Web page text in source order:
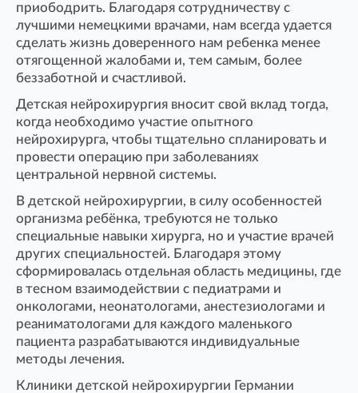
приободрить. Благодаря сотрудничеству с
лучшими немецкими врачами, нам всегда удается
сделать жизнь доверенного нам ребенка менее
отягощенной жалобами и, тем самым, более
беззаботной и счастливой.
Детская нейрохирургия вносит свой вклад тогда,
когда необходимо участие опытного
нейрохирурга, чтобы тщательно спланировать и
провести операцию при заболеваниях
центральной нервной системы.
В детской нейрохирургии, в силу особенностей
организма ребёнка, требуются не только
специальные навыки хирурга, но и участие врачей
других специальностей. Благодаря этому
сформировалась отдельная область медицины, где
в тесном взаимодействии с педиатрами и
онкологами, неонатологами, анестезиологами и
реаниматологами для каждого маленького
пациента разрабатываются индивидуальные
методы лечения.
Клиники детской нейрохирургии Германии